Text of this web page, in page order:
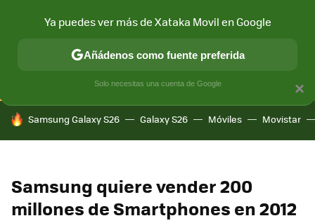
CONECTIVIDAD MÓVIL Y SOCIEDAD APLICACIONES
HOY SE HABLA DE
Samsung Galaxy S26 Galaxy S26 Móviles Movistar
Samsung quiere vender 200
millones de Smartphones en 2012
×
Ya puedes ver más de Xataka Movil en Google
Añádenos como fuente preferida
Solo necesitas una cuenta de Google